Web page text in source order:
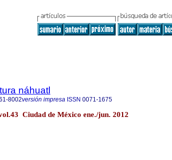
náhuatl
8002versión impresa ISSN 0071-1675
Ciudad de México ene./jun. 2012